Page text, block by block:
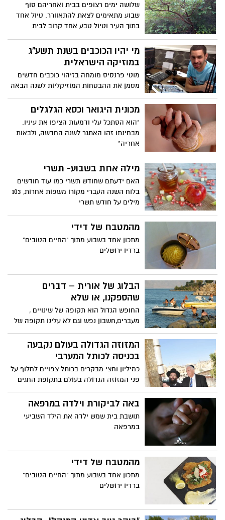
הכושר האישי של האתר ירושלים נט בטיפים
לתקופת ימי החגים, איך אוכלים ולא "גודלים"
שלושה ימים רצופים בבית ואחריהם סוף
שבוע מתאימים לצאת להתאוורר. טיול אחד
בתוך העיר וטיול טבע אחד קרוב לבית
מי יהיו הכוכבים בשנת תשע"ג
במוזיקה הישראלית
מוטי פרנסיס מומחה בזיהוי כוכבים חדשים
מסמן את ההבטחות המוזיקליות לשנה הבאה
מכונית היגואר וכסא הגלגלים
"הוא הסתכל עלי ודמעות הציפו את עיניו.
מבחינתו זהו האתגר לשנה החדשה, ולבאות
אחריה"
מילה אחת בשבוע- תשרי
האם ידעתם שחודש תשרי כמו עוד חודשים
בלוח השנה העברי מקורו משפות אחרות, 103
מילים על חודש תשרי
מהמטבח של דידי
מתכון אחד בשבוע מתוך "החיים הטובים"
ברדיו ירושלים
הבלוג של אורית – דברים
שהספקנו, או שלא
החופש הגדול הוא תקופה של שינויים ,
מעברים,חשבון נפש וגם לא עלינו תקופה של
בטלה
המזוזה הגדולה בעולם נקבעה
בכניסה לכותל המערבי
כמיליון וחצי מבקרים בכותל צפויים לחלוף על
פני המזוזה הגדולה בעולם בתקופת החגים
ולנשק אותה רב הכותל והתורם פלאטו שרון
קבעו את המזוזה הגדולה בעולם בכניסה
באה לביקורת וילדה במרפאה
תושבת בית שמש ילדה את הילד השביעי
במרפאה
מהמטבח של דידי
מתכון אחד בשבוע מתוך "החיים הטובים"
ברדיו ירושלים